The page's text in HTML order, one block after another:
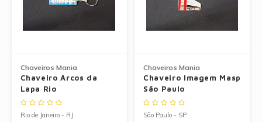
Chaveiros Mania
Chaveiro Arcos da
Lapa Rio
Rio de Janeiro - RJ
Chaveiros Mania
Chaveiro Imagem Masp
São Paulo
São Paulo - SP